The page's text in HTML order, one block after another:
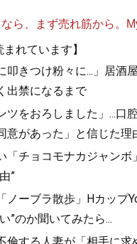
ら、まず売れ筋から。
れています】
きつけ粉々に...」居酒
出禁になるまで
をおろしました」...口
意があった」と信じた理
チョコモナカジャンボ
”
ーブラ散歩」Hカップ
”のか聞いてみたら...